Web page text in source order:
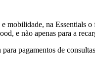
mobilidade, na
e não apenas para a
pagamentos de